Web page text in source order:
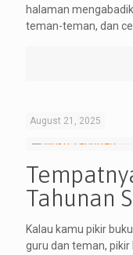
halaman
teman-teman, dan
August 21, 2025
Tahunan
Kalau kamu pikir
guru dan teman, pikir